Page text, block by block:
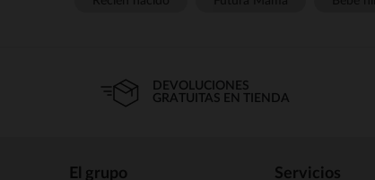
DEVOLUCIONES
GRATUITAS EN TIENDA
El grupo Servicios